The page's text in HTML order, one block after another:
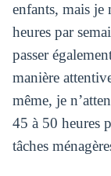
enfants, mais je
heures par
passer
manière
même, je
45 à 50 heures
tâches